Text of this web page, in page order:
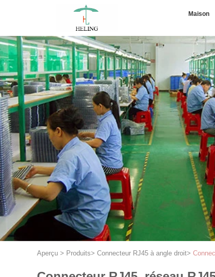
Maison
Aperçu > Produits> Connecteur RJ45 à angle droit>